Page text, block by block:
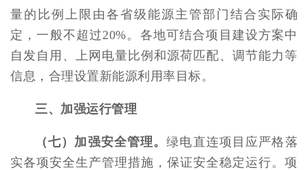
量的比例上限由各省级能源主管部门结合实际确
定，一般不超过20%。各地可结合项目建设方案中
自发自用、上网电量比例和源荷匹配、调节能力等
信息，合理设置新能源利用率目标。
三、加强运行管理
（七）加强安全管理。绿电直连项目应严格落
实各项安全生产管理措施，保证安全稳定运行。项